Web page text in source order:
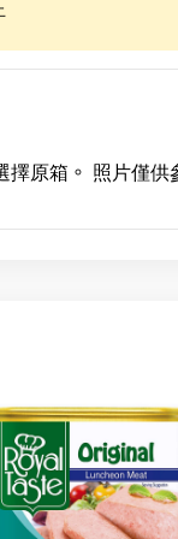
擇原箱。 照片僅供